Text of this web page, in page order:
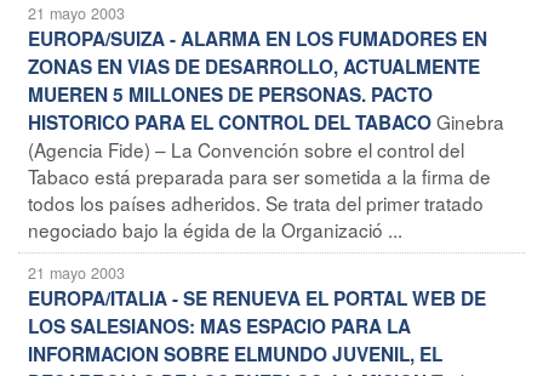
21 mayo 2003
EUROPA/SUIZA - ALARMA EN LOS FUMADORES EN
ZONAS EN VIAS DE DESARROLLO, ACTUALMENTE
MUEREN 5 MILLONES DE PERSONAS. PACTO
HISTORICO PARA EL CONTROL DEL TABACOGinebra
(Agencia Fide) – La Convención sobre el control del
Tabaco está preparada para ser sometida a la firma de
todos los países adheridos. Se trata del primer tratado
negociado bajo la égida de la Organizació ...
21 mayo 2003
EUROPA/ITALIA - SE RENUEVA EL PORTAL WEB DE
LOS SALESIANOS: MAS ESPACIO PARA LA
INFORMACION SOBRE ELMUNDO JUVENIL, EL